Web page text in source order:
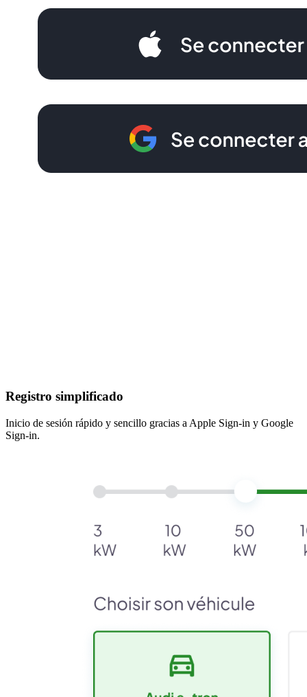
Registro simplificado
Inicio de sesión rápido y sencillo gracias a Apple Sign-in y Google
Sign-in.